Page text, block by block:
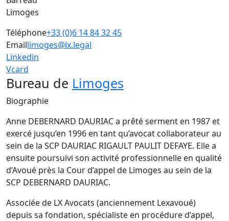
Bureau de Limoges
Biographie
Anne DEBERNARD DAURIAC a prêté serment en 1987 et
exercé jusqu’en 1996 en tant qu’avocat collaborateur au
sein de la SCP DAURIAC RIGAULT PAULIT DEFAYE. Elle a
ensuite poursuivi son activité professionnelle en qualité
d’Avoué près la Cour d’appel de Limoges au sein de la
SCP DEBERNARD DAURIAC.
Associée de LX Avocats (anciennement Lexavoué)
depuis sa fondation, spécialiste en procédure d’appel,
Limoges
Téléphone+33 (0)6 14 84 32 45
Emaillimoges@lx.legal
Linkedin
Vcard